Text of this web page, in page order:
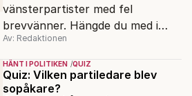
vänsterpartister med fel
brevvänner. Hängde du med i
politiken under valspurtens
första vecka?
Av: Redaktionen
HÄNT I POLITIKEN QUIZ
Quiz: Vilken partiledare blev
sopåkare?